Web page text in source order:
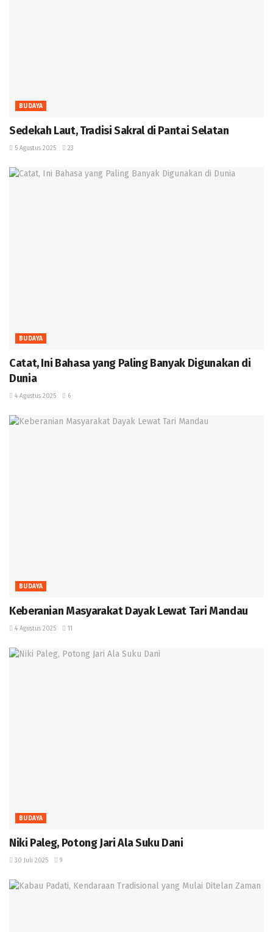
BUDAYA
Sedekah Laut, Tradisi Sakral di Pantai Selatan
5 Agustus 2025 23
BUDAYA
‎Catat, Ini Bahasa yang Paling Banyak Digunakan di
Dunia ‎
4 Agustus 2025 6
BUDAYA
Keberanian Masyarakat Dayak Lewat Tari Mandau ‎
4 Agustus 2025 11
BUDAYA
Niki Paleg, Potong Jari Ala Suku Dani
30 Juli 2025 9